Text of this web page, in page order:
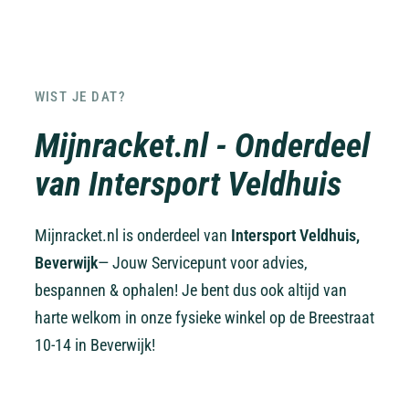
WIST JE DAT?
Mijnracket.nl - Onderdeel
van Intersport Veldhuis
Mijnracket.nl is onderdeel van Intersport Veldhuis,
Beverwijk— Jouw Servicepunt voor advies,
bespannen & ophalen! Je bent dus ook altijd van
harte welkom in onze fysieke winkel op de Breestraat
10-14 in Beverwijk!